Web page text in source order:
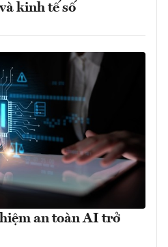
kinh tế số
an toàn AI trở